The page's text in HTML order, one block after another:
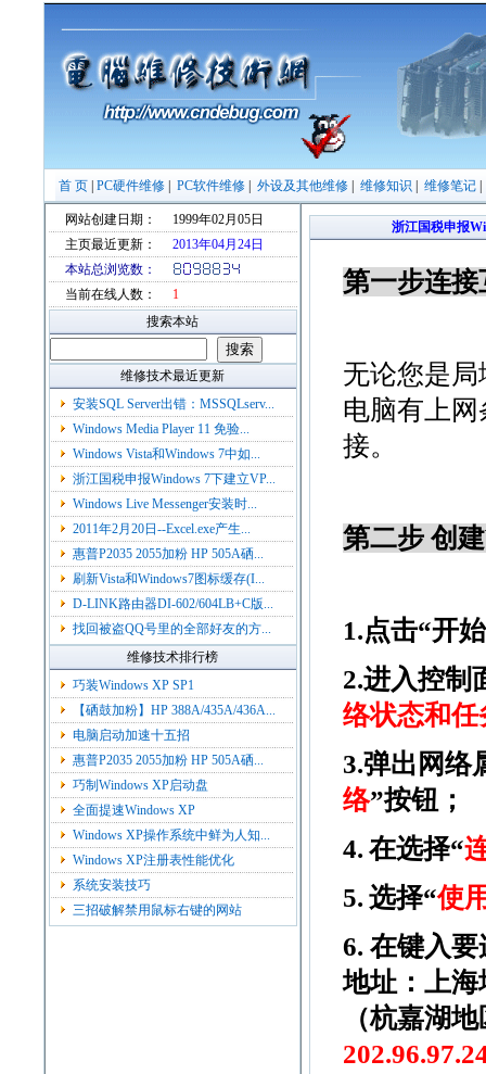
首 页 PC硬件维修 PC软件维修 外设及其他维修 维修知识 维修笔记
网站创建日期：
1999年02月05日
主页最近更新：
2013年04月24日
本站总浏览数：
当前在线人数：
1
搜索本站
维修技术最近更新
安装SQL Server出错：MSSQLserv...
Windows Media Player 11 免验...
Windows Vista和Windows 7中如...
浙江国税申报Windows 7下建立VP...
Windows Live Messenger安装时...
2011年2月20日--Excel.exe产生...
惠普P2035 2055加粉 HP 505A硒...
刷新Vista和Windows7图标缓存(I...
D-LINK路由器DI-602/604LB+C版...
找回被盗QQ号里的全部好友的方...
维修技术排行榜
巧装Windows XP SP1
【硒鼓加粉】HP 388A/435A/436A...
电脑启动加速十五招
惠普P2035 2055加粉 HP 505A硒...
巧制Windows XP启动盘
全面提速Windows XP
Windows XP操作系统中鲜为人知...
Windows XP注册表性能优化
系统安装技巧
三招破解禁用鼠标右键的网站
浙江国税申报
第一步连接
无论您是
电脑有上
接。
第二步创建
1.点击“开
2.进入控制
络状态和任
3.弹出网络
络”按钮；
4. 在选择“
5. 选择“使
6.在键入要
地址：上
（杭嘉湖